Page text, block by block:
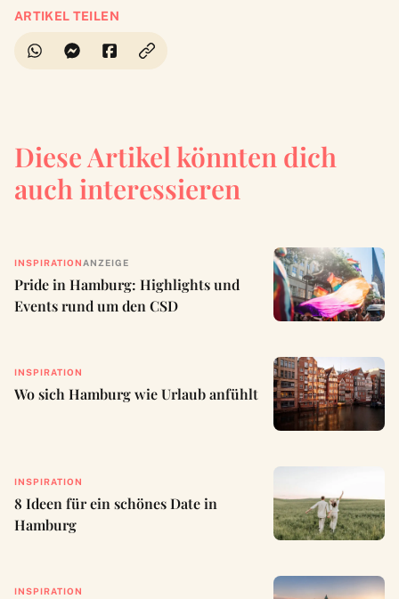
ARTIKEL TEILEN
Diese Artikel könnten dich
auch interessieren
INSPIRATION ANZEIGE
Pride in Hamburg: Highlights und
Events rund um den CSD
INSPIRATION
Wo sich Hamburg wie Urlaub anfühlt
INSPIRATION
8 Ideen für ein schönes Date in
Hamburg
INSPIRATION